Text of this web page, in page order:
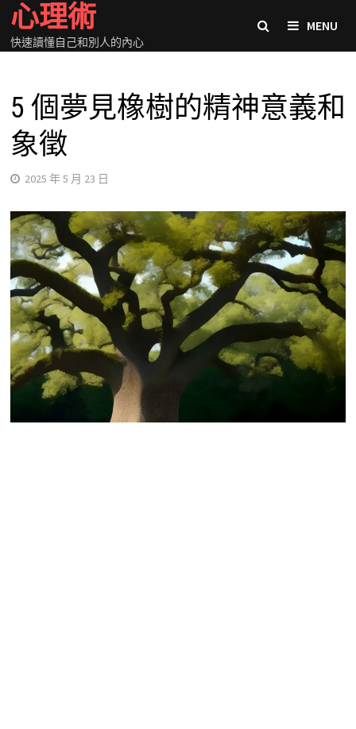
Skip
content
心理術
快速讀懂自己和別人的內心
MENU
5 個夢見橡樹的精神意義和
象徵
2025 年 5 月 23 日